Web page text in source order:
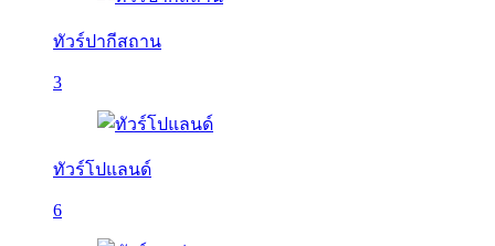
ทัวร์ปากีสถาน
3
ทัวร์โปแลนด์
6